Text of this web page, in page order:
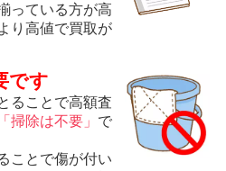
っている方が高
り高値で買取が
です
ることで高額査
「掃除は不要」 で
ことで傷が付い